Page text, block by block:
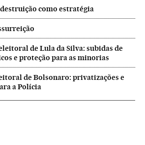
como estratégia
de Lula da Silva: subidas de
e proteção para as minorias
de Bolsonaro: privatizações e
a Polícia